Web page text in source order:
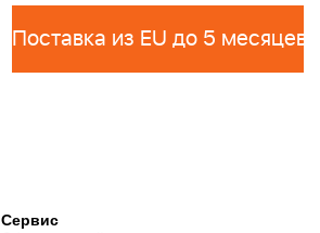
Поставка из EU до 5 месяцев
Сервис